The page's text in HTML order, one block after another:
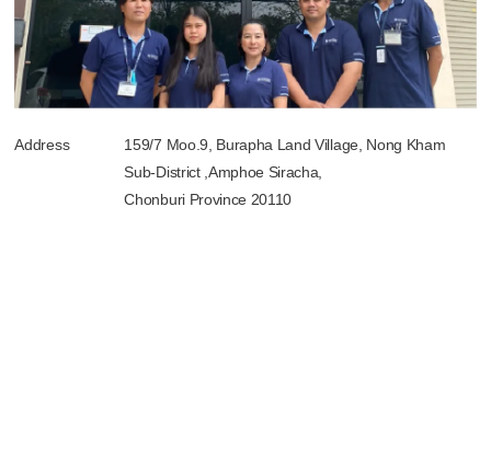
Address
159/7 Moo.9, Burapha Land Village, Nong Kham
Sub-District ,Amphoe Siracha,
Chonburi Province 20110